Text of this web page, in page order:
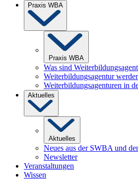
Praxis WBA
Praxis WBA
Was sind
Weiterbildungsagentur
Weiterbildungsagenturen in
Aktuelles
Aktuelles
Neues aus der SWBA und
Newsletter
Veranstaltungen
Wissen